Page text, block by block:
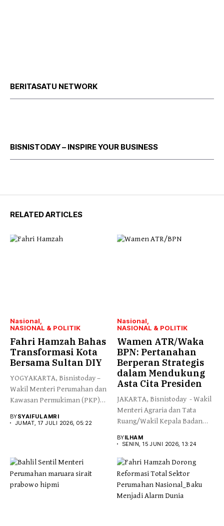
BERITASATU NETWORK
BISNISTODAY – INSPIRE YOUR BUSINESS
RELATED ARTICLES
Nasional
NASIONAL & POLITIK
Fahri Hamzah Bahas
Transformasi Kota
Bersama Sultan DIY
YOGYAKARTA, Bisnistoday –
Wakil Menteri Perumahan dan
Kawasan Permukiman (PKP)
BYSYAIFUL AMRI
JUMAT, 17 JULI 2026, 05:22
Nasional
NASIONAL & POLITIK
Wamen ATR/Waka
BPN: Pertanahan
Berperan Strategis
dalam Mendukung
Asta Cita Presiden
JAKARTA, Bisnistoday - Wakil
Menteri Agraria dan Tata
Ruang/Wakil Kepala Badan
BYILHAM
SENIN, 15 JUNI 2026, 13:24